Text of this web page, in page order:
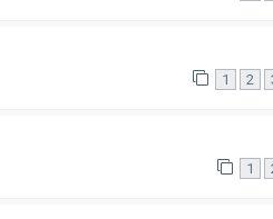
1 2
1